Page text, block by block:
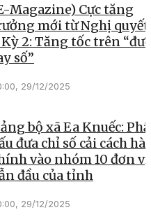
Magazine) Cực tăng
mới từ Nghị quyết
2: Tăng tốc trên
số”
29/12/2025
bộ xã Ea Knuếc:
đưa chỉ số cải cách
vào nhóm 10 đơn vị
đầu của tỉnh
29/12/2025